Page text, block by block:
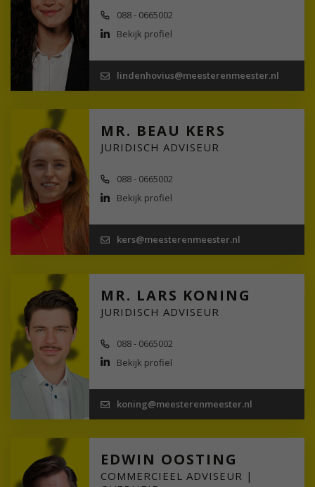
088 - 0665002
Bekijk profiel
lindenhovius@meesterenmeester.nl
MR. BEAU KERS
JURIDISCH ADVISEUR
088 - 0665002
Bekijk profiel
kers@meesterenmeester.nl
MR. LARS KONING
JURIDISCH ADVISEUR
088 - 0665002
Bekijk profiel
koning@meesterenmeester.nl
EDWIN OOSTING
COMMERCIEEL ADVISEUR |